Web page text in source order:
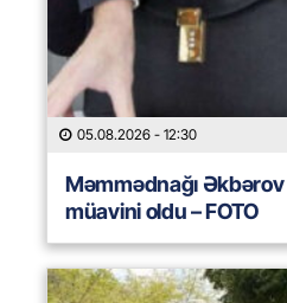
05.08.2026 - 12:30
Məmmədnağı
müavini oldu – FOTO